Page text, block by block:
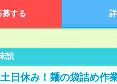
募する
読
日休み！麺の袋詰め作